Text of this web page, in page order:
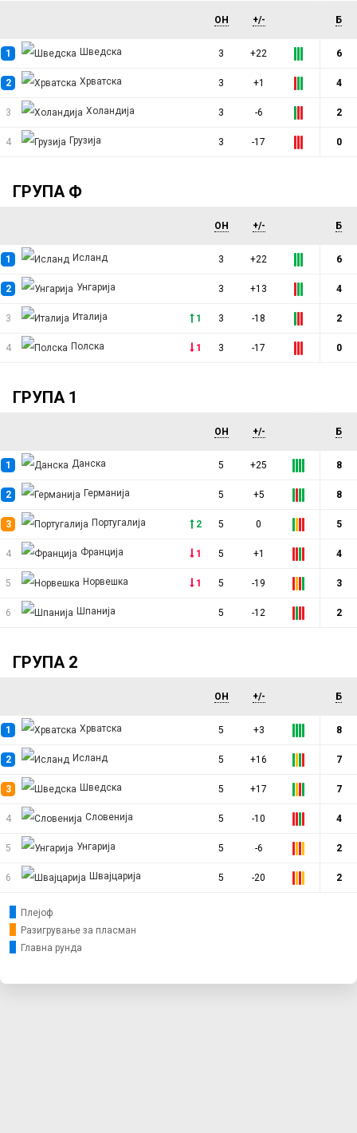
ОН +/- Б
1 Шведска 3 +22 6
2 Хрватска 3 +1 4
3 Холандија 3 -6 2
4 Грузија 3 -17 0
ГРУПА Ф
ОН +/- Б
1 Исланд 3 +22 6
2 Унгарија 3 +13 4
3 Италија 1 3 -18 2
4 Полска 1 3 -17 0
ГРУПА 1
ОН +/- Б
1 Данска 5 +25 8
2 Германија 5 +5 8
3 Португалија 2 5 0 5
4 Франција 1 5 +1 4
5 Норвешка 1 5 -19 3
6 Шпанија 5 -12 2
ГРУПА 2
ОН +/- Б
1 Хрватска 5 +3 8
2 Исланд 5 +16 7
3 Шведска 5 +17 7
4 Словенија 5 -10 4
5 Унгарија 5 -6 2
6 Швајцарија 5 -20 2
Плејоф
Разигрување за пласман
Главна рунда